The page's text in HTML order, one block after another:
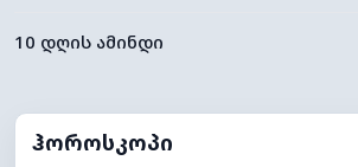
10 დღის ამინდი
ჰოროსკოპი